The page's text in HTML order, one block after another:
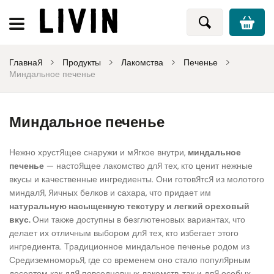
Главная Продукты Лакомства
Печенье
Миндальное печенье
Миндальное печенье
Нежно хрустящее снаружи и мягкое внутри, миндальное
печенье — настоящее лакомство для тех, кто ценит нежные
вкусы и качественные ингредиенты. Они готовятся из молотого
миндаля, яичных белков и сахара, что придает им
натуральную насыщенную текстуру и легкий ореховый
вкус.Они также доступны в безглютеновых вариантах, что
делает их отличным выбором для тех, кто избегает этого
ингредиента. Традиционное миндальное печенье родом из
Средиземноморья, где со временем оно стало популярным